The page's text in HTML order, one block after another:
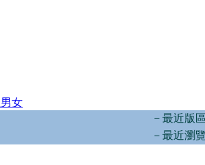
女
－最近版
－最近瀏